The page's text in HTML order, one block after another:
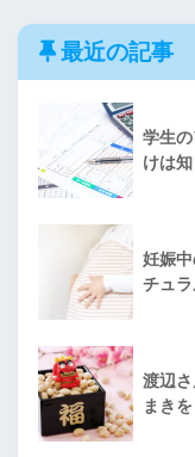
最近の記事
学生
けは
妊娠
チュ
渡辺
まき